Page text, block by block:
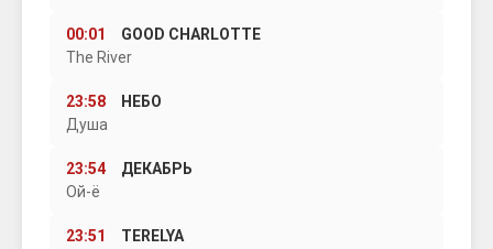
00:01
GOOD CHARLOTTE
The River
23:58
НЕБО
Душа
23:54
ДЕКАБРЬ
Ой-ё
23:51 TERELYA